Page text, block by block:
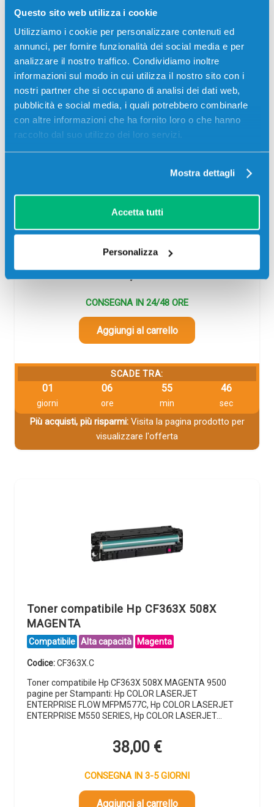
Questo sito web utilizza i cookie
Utilizziamo i cookie per personalizzare contenuti ed
annunci, per fornire funzionalità dei social media e per
analizzare il nostro traffico. Condividiamo inoltre
informazioni sul modo in cui utilizza il nostro sito con i
nostri partner che si occupano di analisi dei dati web,
pubblicità e social media, i quali potrebbero combinarle
con altre informazioni che ha fornito loro o che hanno
raccolto dal suo utilizzo dei loro servizi.
Mostra dettagli
Accetta tutti
Personalizza
Toner compatibile Hp CF361X 508X
CIANO
Toner compatibile Hp CF361X 508X CIANO 9500 pagine
MFPM577C, Hp COLOR LASERJET ENTERPRISE M550
38,00€
CONSEGNA IN 24/48 ORE
Aggiungi al carrello
SCADE TRA:
01
giorni
06
ore
55
min
46
sec
Più acquisti, più risparmi:Visita la pagina prodotto per
visualizzare l'offerta
Toner compatibile Hp CF363X 508X
MAGENTA
Compatibile Alta capacità Magenta
Codice:CF363X.C
Toner compatibile Hp CF363X 508X MAGENTA 9500
pagine per Stampanti: Hp COLOR LASERJET
ENTERPRISE FLOW MFPM577C, Hp COLOR LASERJET
ENTERPRISE M550 SERIES, Hp COLOR LASERJET…
38,00 €
CONSEGNA IN 3-5 GIORNI
Aggiungi al carrello